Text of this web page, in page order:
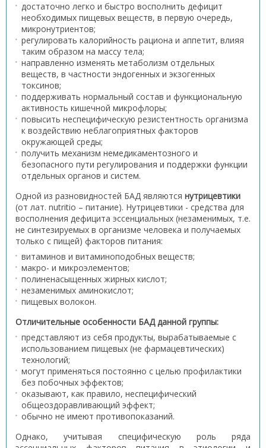
достаточно легко и быстро восполнить дефицит
необходимых пищевых веществ, в первую очередь,
микронутриентов;
регулировать калорийность рациона и аппетит, влияя
таким образом на массу тела;
направленно изменять метаболизм отдельных
веществ, в частности эндогенных и экзогенных
токсинов;
поддерживать нормальный состав и функциональную
активность кишечной микрофлоры;
повысить неспецифическую резистентность организма
к воздействию неблагоприятных факторов
окружающей среды;
получить механизм немедикаментозного и
безопасного пути регулирования и поддержки функции
отдельных органов и систем.
Одной из разновидностей БАД являются нутрицевтики
(от лат. nutritio – питание). Нутрицевтики - средства для
восполнения дефицита эссенциальных (незаменимых, т.е.
не синтезируемых в организме человека и получаемых
только с пищей) факторов питания:
витаминов и витаминоподобных веществ;
макро- и микроэлементов;
полиненасыщенных жирных кислот;
незаменимых аминокислот;
пищевых волокон.
Отличительные особенности БАД данной группы:
представляют из себя продукты, вырабатываемые с
использованием пищевых (не фармацевтических)
технологий;
могут применяться постоянно с целью профилактики
без побочных эффектов;
оказывают, как правило, неспецифический
общеоздоравливающий эффект;
обычно не имеют противопоказаний.
Однако, учитывая специфическую роль ряда